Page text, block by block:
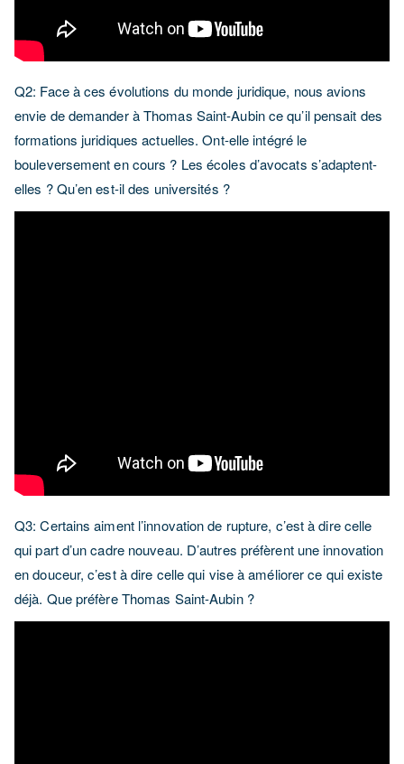
Q2: Face à ces évolutions du monde juridique, nous avions
envie de demander à Thomas Saint-Aubin ce qu’il pensait des
formations juridiques actuelles. Ont-elle intégré le
bouleversement en cours ? Les écoles d’avocats s’adaptent-
elles ? Qu’en est-il des universités ?
Q3: Certains aiment l’innovation de rupture, c’est à dire celle
qui part d’un cadre nouveau. D’autres préfèrent une innovation
en douceur, c’est à dire celle qui vise à améliorer ce qui existe
déjà. Que préfère Thomas Saint-Aubin ?